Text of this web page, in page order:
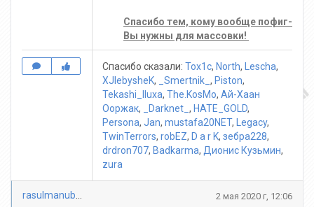
Спасибо тем, кому вообще пофиг-
Вы нужны для массовки!
Спасибо сказали: Tox1c, North, Lescha,
XJlebysheK, _Smertnik_ , Piston,
Tekashi_Iluxa, The.KosMo, Ай-Хаан
Ооржак, _Darknet_ , HATE_GOLD,
Persona, Jan, mustafa20NET, Legacy,
TwinTerrors, robEZ, D a r K, зебра228,
drdron707, Badkarma, Дионис Кузьмин,
zura
2 мая 2020 г, 12:06